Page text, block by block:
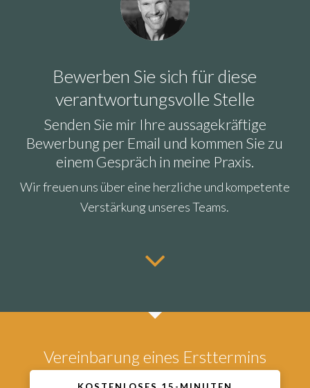
Bewerben Sie sich für diese
verantwortungsvolle Stelle
Senden Sie mir Ihre aussagekräftige
Bewerbung per Email und kommen Sie zu
einem Gespräch in meine Praxis.
Wir freuen uns über eine herzliche und kompetente
Verstärkung unseres Teams.
Vereinbarung eines Ersttermins